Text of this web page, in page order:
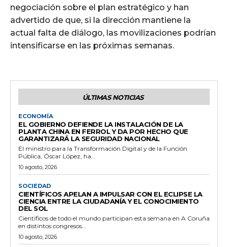
negociación sobre el plan estratégico y han
advertido de que, si la dirección mantiene la
actual falta de diálogo, las movilizaciones podrían
intensificarse en las próximas semanas.
ÚLTIMAS NOTICIAS
ECONOMÍA
EL GOBIERNO DEFIENDE LA INSTALACIÓN DE LA
PLANTA CHINA EN FERROL Y DA POR HECHO QUE
GARANTIZARÁ LA SEGURIDAD NACIONAL
El ministro para la Transformación Digital y de la Función
Pública, Óscar López, ha...
10 agosto, 2026
SOCIEDAD
CIENTÍFICOS APELAN A IMPULSAR CON EL ECLIPSE LA
CIENCIA ENTRE LA CIUDADANÍA Y EL CONOCIMIENTO
DEL SOL
Científicos de todo el mundo participan esta semana en A Coruña
en distintos congresos...
10 agosto, 2026